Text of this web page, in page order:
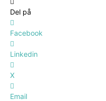
Del på
Facebook
Linkedin
X
Email